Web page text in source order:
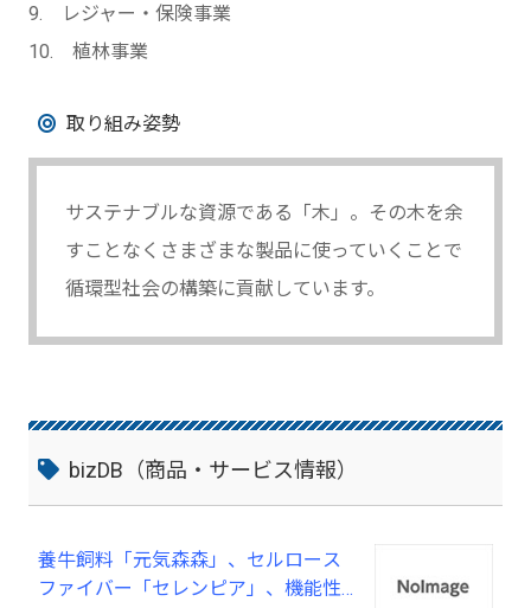
9. レジャー・保険事業
10. 植林事業
取り組み姿勢
サステナブルな資源である「木」。その木を余
すことなくさまざまな製品に使っていくことで
循環型社会の構築に貢献しています。
bizDB（商品・サービス情報）
養牛飼料「元気森森」、セルロース
ファイバー「セレンピア」、機能性